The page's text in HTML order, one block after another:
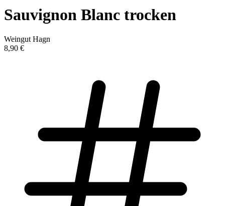
Sauvignon Blanc trocken
Weingut Hagn
8,90 €